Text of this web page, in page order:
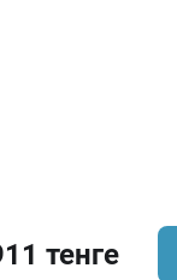
тенге